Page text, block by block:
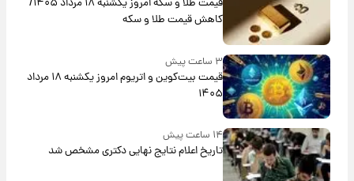
قیمت طلا و سکه امروز یکشنبه ۱۸ مرداد ۱۴۰۵/
کاهش قیمت طلا و سکه
۳ ساعت پیش
قیمت بیت‌کوین و اتریوم امروز یکشنبه ۱۸ مرداد
۱۴۰۵
۱۴ ساعت پیش
تاریخ اعلام نتایج نهایی دکتری مشخص شد